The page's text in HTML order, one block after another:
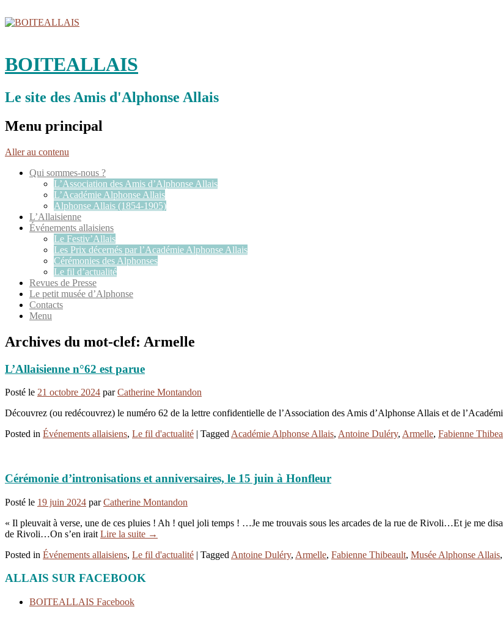
BOITEALLAIS
Le site des Amis d'Alphonse Allais
Menu principal
Aller au contenu
Qui sommes-nous ?
L’Association des Amis d’Alphonse Allais
L’Académie Alphonse Allais
Alphonse Allais (1854-1905)
L’Allaisienne
Événements allaisiens
Le Festiv’Allais
Les Prix décernés par l’Académie Alphonse Allais
Cérémonies des Alphonses
Le fil d’actualité
Revues de Presse
Le petit musée d’Alphonse
Contacts
Menu
Archives du mot-clef: Armelle
L’Allaisienne n°62 est parue
Posté le 21 octobre 2024 parCatherine Montandon
Découvrez (ou redécouvrez) le numéro 62 de la lettre confidentielle de l’Association des Amis d’Alphonse Allais et de
Posted in Événements allaisiens, Le fil d'actualité | Tagged Académie Alphonse Allais, Antoine Duléry, Armelle, Fabienne
Cérémonie d’intronisations et anniversaires, le 15 juin à Honfleur
Posté le 19 juin 2024 parCatherine Montandon
« Il pleuvait à verse, une de ces pluies ! Ah ! quel joli temps ! …Je me trouvais sous les arcades de la rue de Rivoli…Et je me
de Rivoli…On s’en irait Lire la suite →
Posted in Événements allaisiens, Le fil d'actualité | Tagged Antoine Duléry, Armelle, Fabienne Thibeault, Musée Alphonse Allais,
ALLAIS SUR FACEBOOK
BOITEALLAIS Facebook